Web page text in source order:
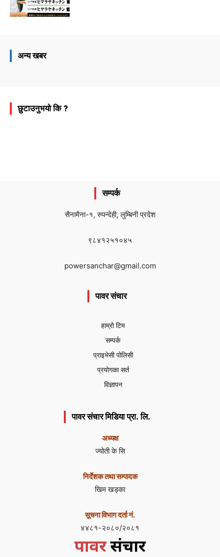
अन्य खबर
छुटाउनुभयो कि ?
सम्पर्क
सैनामैना-१, रुपन्देही, लुम्बिनी प्रदेश
९८४१२५१०४५
powersanchar@gmail.com
पावर संचार
हाम्रो टिम
सम्पर्क
प्राइभेसी पोलिसी
प्रयोगका सर्त
विज्ञापन
पावर संचार मिडिया प्रा. लि.
अध्यक्ष
ज्योती के सि
निर्देशक तथा सम्पादक
खिम खड्का
सूचना विभाग दर्ता नं.
४४८१-२०८०/२०८१